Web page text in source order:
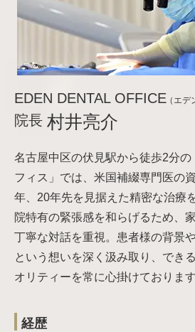
EDEN DENTAL OFFICE（エデ
院長 村井亮介
名古屋中区の伏見駅から徒歩2分の
フィス」では、米国補綴専門医の
年、20年先を見据えた精密な治療
院特有の緊張感を和らげるため、
丁寧な対話を重視。患者様の背景
という想いを深く汲み取り、でき
オリティーを常に心掛けております
経歴